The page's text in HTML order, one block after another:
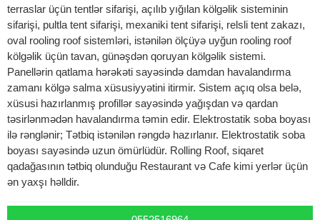
terraslar üçün tentlər sifarişi, açılıb yığılan kölgəlik sisteminin
sifarişi, pultla tent sifarişi, mexaniki tent sifarişi, relsli tent zakazı,
oval rooling roof sistemləri, istənilən ölçüyə uyğun rooling roof
kölgəlik üçün tavan, günəşdən qoruyan kölgəlik sistemi.
Panellərin qatlama hərəkəti sayəsində damdan havalandırma
zamanı kölgə salma xüsusiyyətini itirmir. Sistem açıq olsa belə,
xüsusi hazırlanmış profillər sayəsində yağışdan və qardan
təsirlənmədən havalandırma təmin edir. Elektrostatik soba boyası
ilə rənglənir; Tətbiq istənilən rəngdə hazırlanır. Elektrostatik soba
boyası sayəsində uzun ömürlüdür. Rolling Roof, siqaret
qadağasının tətbiq olunduğu Restaurant və Cafe kimi yerlər üçün
ən yaxşı həlldir.